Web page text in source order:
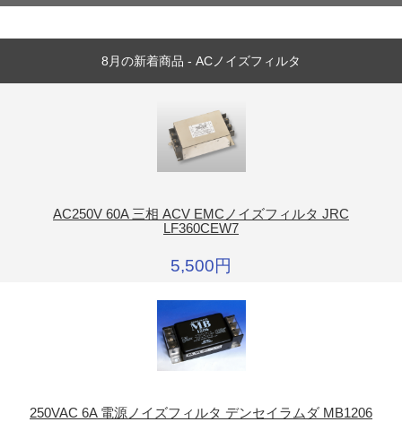
8月の新着商品 - ACノイズフィルタ
AC250V 60A 三相 ACV EMCノイズフィルタ JRC
LF360CEW7
5,500円
250VAC 6A 電源ノイズフィルタ デンセイラムダ MB1206